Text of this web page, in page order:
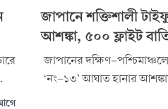
জাপানে শক্তিশালী
আশঙ্কা, ৫০০ ফ্লাইট
জাপানের দক্ষিণ-
‘নং-১৩’ আঘাত হানার
হাজার বাসিন্দাকে নিরাপদ